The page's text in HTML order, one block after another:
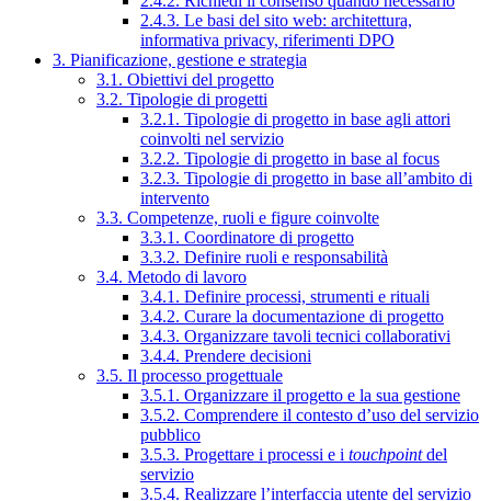
2.4.3. Le basi del sito web: architettura,
informativa privacy, riferimenti DPO
3. Pianificazione, gestione e strategia
3.1. Obiettivi del progetto
3.2. Tipologie di progetti
3.2.1. Tipologie di progetto in base agli attori
coinvolti nel servizio
3.2.2. Tipologie di progetto in base al focus
3.2.3. Tipologie di progetto in base all’ambito di
intervento
3.3. Competenze, ruoli e figure coinvolte
3.3.1. Coordinatore di progetto
3.3.2. Definire ruoli e responsabilità
3.4. Metodo di lavoro
3.4.1. Definire processi, strumenti e rituali
3.4.2. Curare la documentazione di progetto
3.4.3. Organizzare tavoli tecnici collaborativi
3.4.4. Prendere decisioni
3.5. Il processo progettuale
3.5.1. Organizzare il progetto e la sua gestione
3.5.2. Comprendere il contesto d’uso del servizio
pubblico
3.5.3. Progettare i processi e i touchpointdel
servizio
3.5.4. Realizzare l’interfaccia utente del servizio